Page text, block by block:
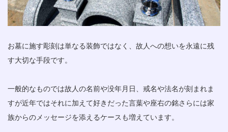
お墓に施す彫刻は単なる装飾ではなく、故人への想いを永遠に残
す大切な手段です。
一般的なものでは故人の名前や没年月日、戒名や法名が刻まれま
すが近年ではそれに加えて好きだった言葉や座右の銘さらには家
族からのメッセージを添えるケースも増えています。